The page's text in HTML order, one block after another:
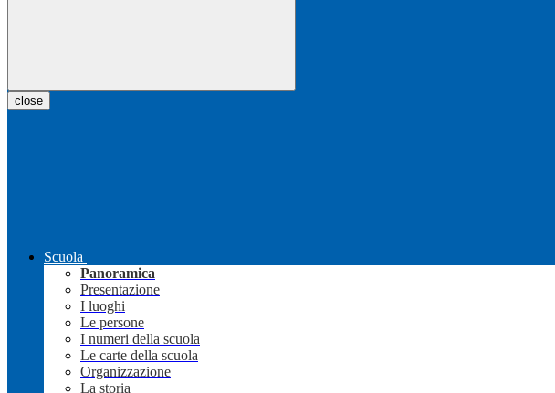
close
Scuola
Panoramica
Presentazione
I luoghi
Le persone
I numeri della scuola
Le carte della scuola
Organizzazione
La storia